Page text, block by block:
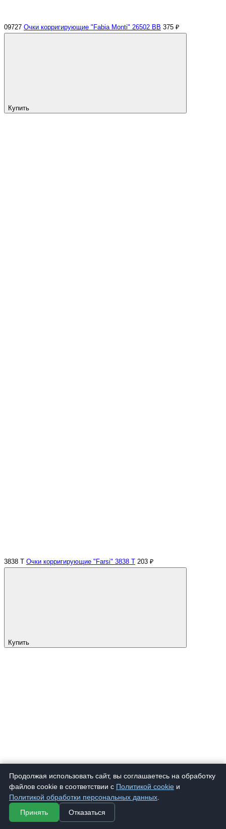
09727 Очки корригирующие "Fabia Monti" 26502 ВВ 375 ₽
Купить
3838 Т Очки корригирующие "Farsi" 3838 Т 203 ₽
Купить
Продолжая использовать сайт, вы соглашаетесь на обработку
файлов cookie в соответствии с Политикой cookie и
Политикой обработки персональных данных
Принять
Отказаться